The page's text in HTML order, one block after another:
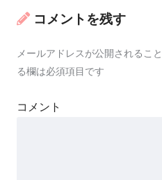
コメントを残す
メールアドレスが公開されるこ
る欄は必須項目です
コメント